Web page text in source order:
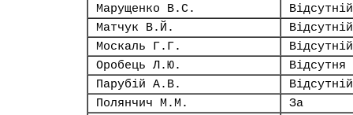
Марущенко В.С.
Відсутній
Матчук В.Й.
Відсутній
Москаль Г.Г.
Відсутній
Оробець Л.Ю.
Відсутня
Парубій А.В.
Відсутній
Полянчич М.М.
За